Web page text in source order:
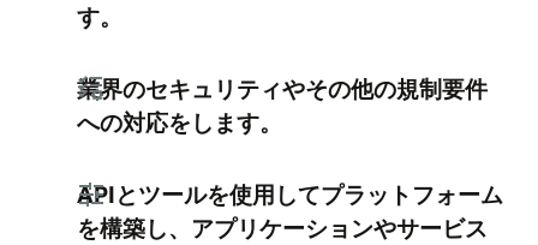
す。
業界のセキュリティやその他の規制要件
への対応をします。
APIとツールを使用してプラットフォーム
を構築し、アプリケーションやサービス